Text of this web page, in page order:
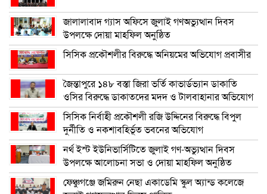
জালালাবাদ গ্যাস অফিসে জুলাই গণঅভ্যুত্থান দিবস
উপলক্ষে দোয়া মাহফিল অনুষ্ঠিত
সিসিক প্রকৌশলীর বিরুদ্ধে অনিয়মের অভিযোগ প্রবাসীর
জৈন্তাপুরে ১৪৮ বস্তা জিরা ভর্তি কাভার্ডভ্যান ডাকাতি
ওসির বিরুদ্ধে ডাকাতদের মদদ ও টালবাহানার অভিযোগ
সিসিক নির্বাহী প্রকৌশলী রজি উদ্দিনের বিরুদ্ধে বিপুল
দুর্নীতি ও নকশাবহির্ভূত ভবনের অভিযোগ
নর্থ ইস্ট ইউনিভার্সিটিতে জুলাই গণ-অভ্যুত্থান দিবস
উপলক্ষে আলোচনা সভা ও দোয়া মাহফিল অনুষ্ঠিত
ফেঞ্চুগঞ্জে জমিরুন নেছা একাডেমি স্কুল অ্যান্ড কলেজে